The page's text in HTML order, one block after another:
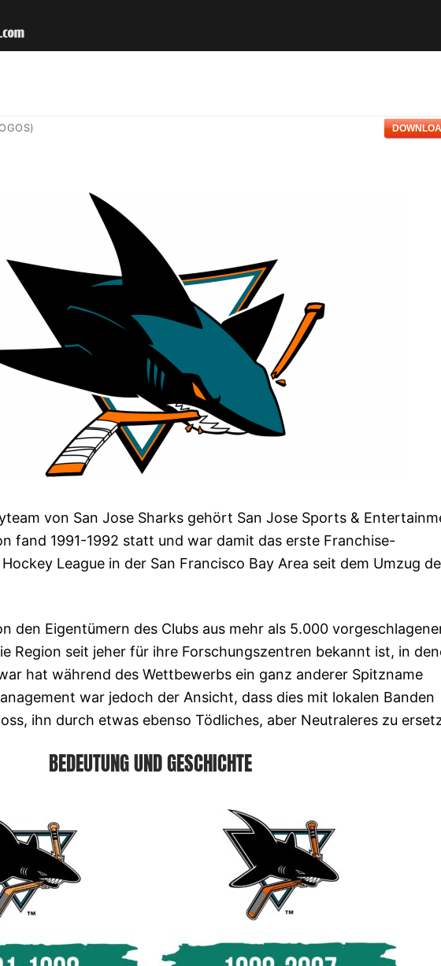
von San Jose Sharks gehört San Jose Sports &
fand 1991-1992 statt und war damit das erste Franchise-
League in der San Francisco Bay Area seit dem Umzug
den Eigentümern des Clubs aus mehr als 5.000
Region seit jeher für ihre Forschungszentren bekannt ist, in
hat während des Wettbewerbs ein ganz anderer Spitzname
war jedoch der Ansicht, dass dies mit lokalen Banden
ihn durch etwas ebenso Tödliches, aber Neutraleres zu
BEDEUTUNG UND GESCHICHTE